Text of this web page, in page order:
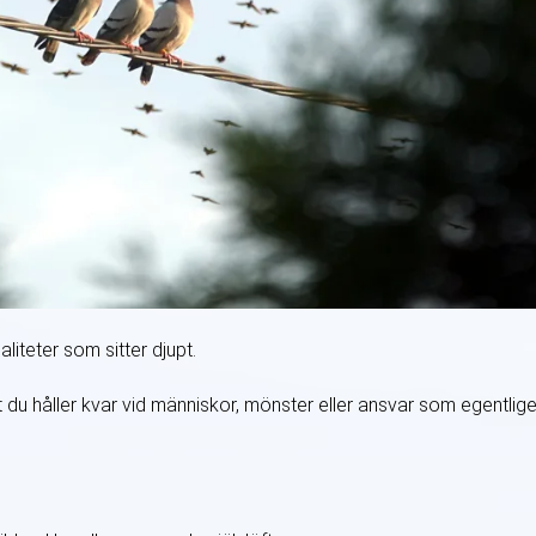
som sitter djupt.
håller kvar vid människor, mönster eller ansvar som